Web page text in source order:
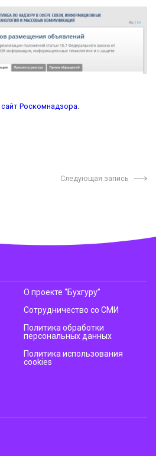
сайт Роскомнадзора.
Следующая запись
О проекте “Бухгуру”
Сотрудничество со СМИ
Политика обработки
персональных данных
Политика использования
cookies